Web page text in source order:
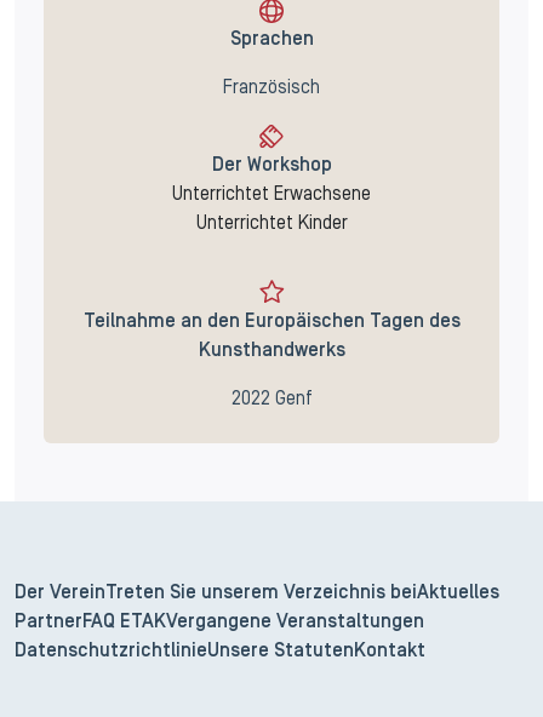
Sprachen
Französisch
Der Workshop
Unterrichtet Erwachsene
Unterrichtet Kinder
Teilnahme an den Europäischen Tagen des
Kunsthandwerks
2022 Genf
Der Verein Treten Sie unserem Verzeichnis bei Aktuelles
Partner FAQ ETAKVergangene Veranstaltungen
DatenschutzrichtlinieUnsere Statuten Kontakt